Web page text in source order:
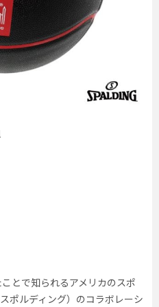
とで知られるアメリカのスポ
ポルディング）のコラボレーシ